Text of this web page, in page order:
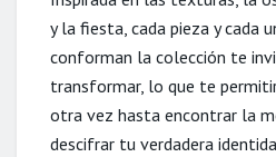
y la fiesta, cada pieza y cada
conforman la colección te
transformar, lo que te
otra vez hasta encontrar la
descifrar tu verdadera